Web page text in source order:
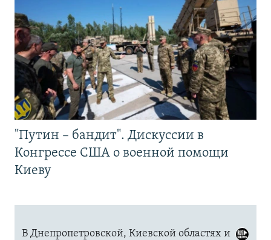
"Путин – бандит". Дискуссии в
Конгрессе США о военной помощи
Киеву